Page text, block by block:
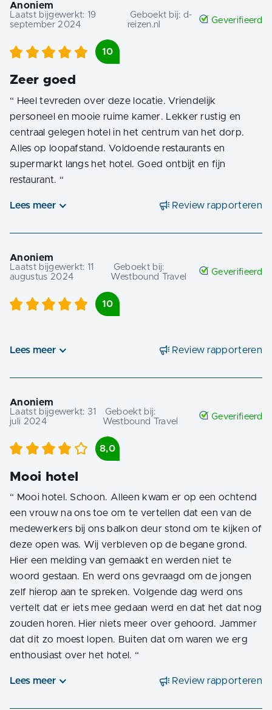
Anoniem
Laatst bijgewerkt: 19
september 2024
Geboekt bij:d-
reizen.nl
Geverifieerd
10
Zeer goed
“ Heel tevreden over deze locatie. Vriendelijk
personeel en mooie ruime kamer. Lekker rustig en
centraal gelegen hotel in het centrum van het dorp.
Alles op loopafstand. Voldoende restaurants en
supermarkt langs het hotel. Goed ontbijt en fijn
restaurant. “
Lees meer Review rapporteren
Anoniem
Laatst bijgewerkt: 11
augustus 2024
Geboekt bij:
Westbound Travel
Geverifieerd
10
Lees meer Review rapporteren
Anoniem
Laatst bijgewerkt: 31
juli 2024
Geboekt bij:
Westbound Travel
Geverifieerd
8,0
Mooi hotel
“ Mooi hotel. Schoon. Alleen kwam er op een ochtend
een vrouw na ons toe om te vertellen dat een van de
medewerkers bij ons balkon deur stond om te kijken of
deze open was. Wij verbleven op de begane grond.
Hier een melding van gemaakt en werden niet te
woord gestaan. En werd ons gevraagd om de jongen
zelf hierop aan te spreken. Volgende dag werd ons
vertelt dat er iets mee gedaan werd en dat het dat nog
zouden horen. Hier niets meer over gehoord. Jammer
dat dit zo moest lopen. Buiten dat om waren we erg
enthousiast over het hotel. “
Lees meer Review rapporteren